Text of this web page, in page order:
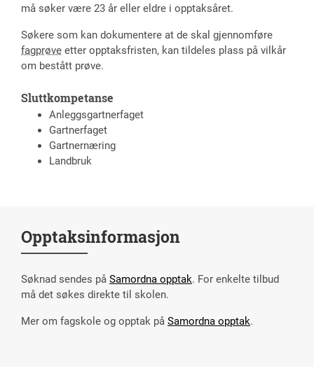
må søker være 23 år eller eldre i opptaksåret.
Søkere som kan dokumentere at de skal gjennomføre
fagprøve etter opptaksfristen, kan tildeles plass på vilkår
om bestått prøve.
Sluttkompetanse
Anleggsgartnerfaget
Gartnerfaget
Gartnernæring
Landbruk
Opptaksinformasjon
Søknad sendes på Samordna opptak. For enkelte tilbud
må det søkes direkte til skolen.
Mer om fagskole og opptak på Samordna opptak.